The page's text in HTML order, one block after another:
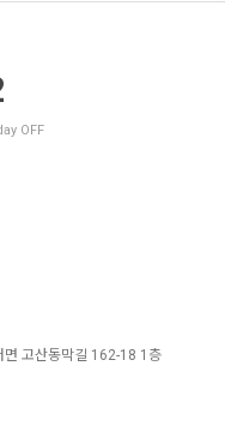
OFF
고산동막길 162-18 1층